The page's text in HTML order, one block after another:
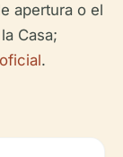
apertura o el
Casa;
.